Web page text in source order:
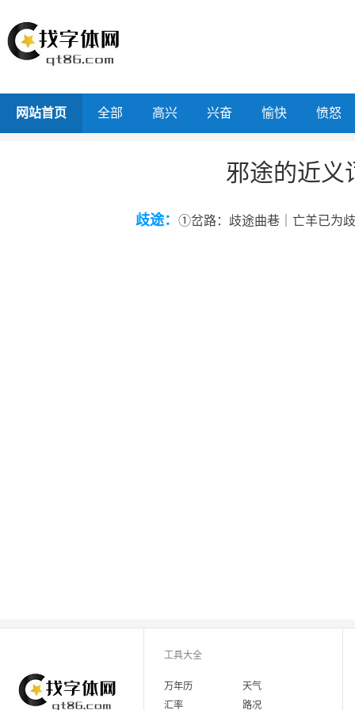
网站首页 全部 高兴 兴奋 愉快 愤怒
邪途的近义
歧途： ①岔路：歧途曲巷｜亡羊已为
工具大全
万年历
天气
汇率
路况